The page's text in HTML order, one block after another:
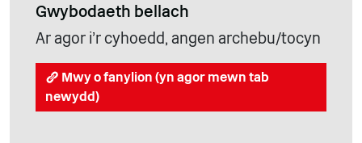
Gwybodaeth bellach
Ar agor i'r cyhoedd, angen archebu/tocyn
Mwy o fanylion (yn agor mewn tab
newydd)